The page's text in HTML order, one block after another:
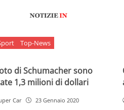
Top-News
di Schumacher sono
1,3 milioni di dollari
Car 23 Gennaio 2020